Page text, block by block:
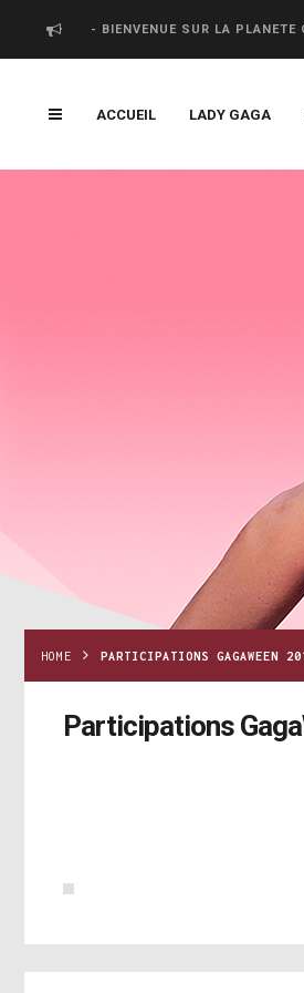
- BIENVENUE SUR LA PLANETE
ACCUEIL LADY GAGA
HOME PARTICIPATIONS GAGAWEEN
Participations